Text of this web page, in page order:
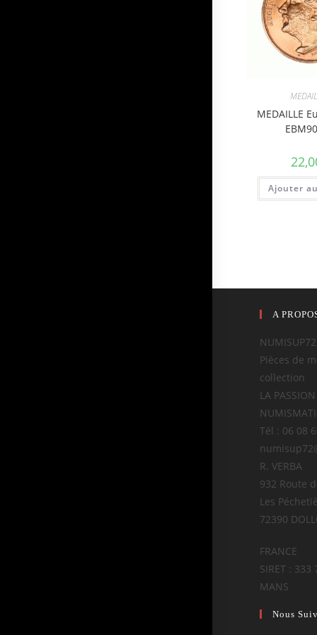
MEDAILLE
Ajouter
A
NUMISUP72
Pièces de
collection
LA
Tél : 06 08
R. VERBA
932 Route
Les
72390
FRANCE
SIRET : 333
MANS
Nous